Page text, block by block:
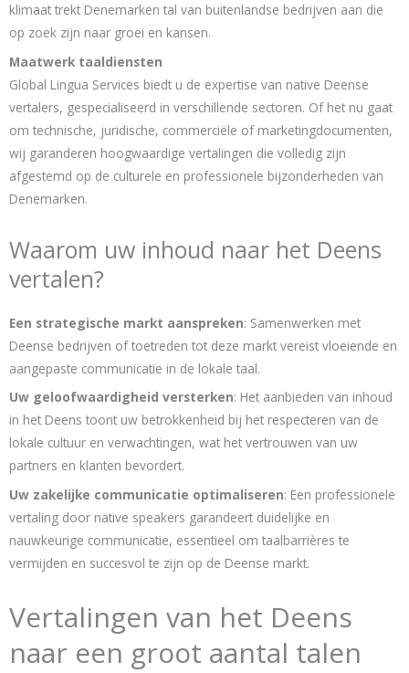
klimaat trekt Denemarken tal van buitenlandse bedrijven aan die
op zoek zijn naar groei en kansen.
Maatwerk taaldiensten
Global Lingua Services biedt u de expertise van native Deense
vertalers, gespecialiseerd in verschillende sectoren. Of het nu gaat
om technische, juridische, commerciële of marketingdocumenten,
wij garanderen hoogwaardige vertalingen die volledig zijn
afgestemd op de culturele en professionele bijzonderheden van
Denemarken.
Waarom uw inhoud naar het Deens
vertalen?
Een strategische markt aanspreken: Samenwerken met
Deense bedrijven of toetreden tot deze markt vereist vloeiende en
aangepaste communicatie in de lokale taal.
Uw geloofwaardigheid versterken: Het aanbieden van inhoud
in het Deens toont uw betrokkenheid bij het respecteren van de
lokale cultuur en verwachtingen, wat het vertrouwen van uw
partners en klanten bevordert.
Uw zakelijke communicatie optimaliseren: Een professionele
vertaling door native speakers garandeert duidelijke en
nauwkeurige communicatie, essentieel om taalbarrières te
vermijden en succesvol te zijn op de Deense markt.
Vertalingen van het Deens
naar een groot aantal talen